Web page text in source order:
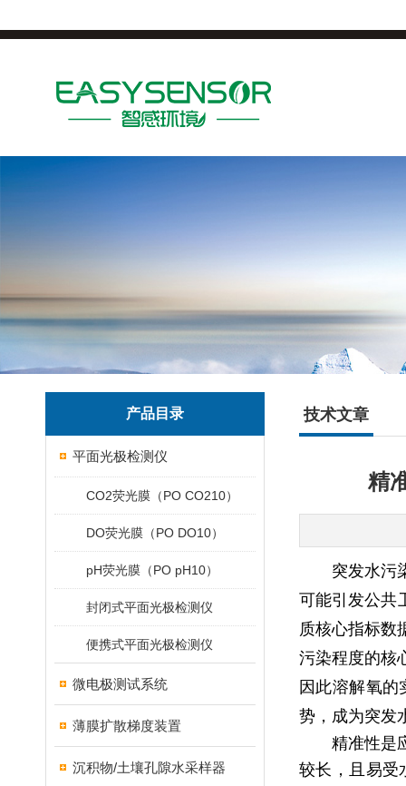
产品目录
平面光极检测仪
CO2荧光膜（PO CO210）
DO荧光膜（PO DO10）
pH荧光膜（PO pH10）
封闭式平面光极检测仪
便携式平面光极检测仪
微电极测试系统
薄膜扩散梯度装置
沉积物/土壤孔隙水采样器
技术文章
精
突发水污
可能引发公共
质核心指标数
污染程度的核
因此溶解氧
势，成为突发
精准性是
较长，且易受